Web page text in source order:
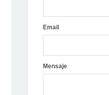
Email
Mensaje